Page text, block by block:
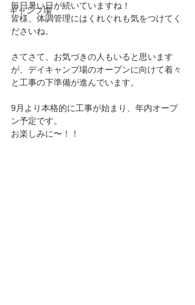
キャンプ場
毎日暑い日が続いていますね！
皆様、体調管理にはくれぐれも気をつけてく
ださいね。
さてさて、お気づきの人もいると思います
が、デイキャンプ場のオープンに向けて着々
と工事の下準備が進んでいます。
9月より本格的に工事が始まり、年内オープ
ン予定です。
お楽しみに〜！！